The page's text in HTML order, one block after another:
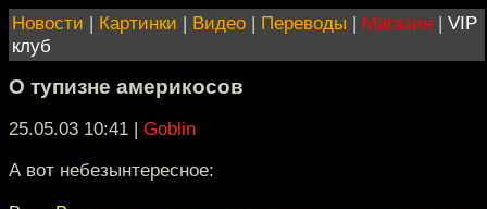
Новости | Картинки | Видео | Переводы | Магазин | VIP
клуб
О тупизне америкосов
25.05.03 10:41 | Goblin
А вот небезынтересное: